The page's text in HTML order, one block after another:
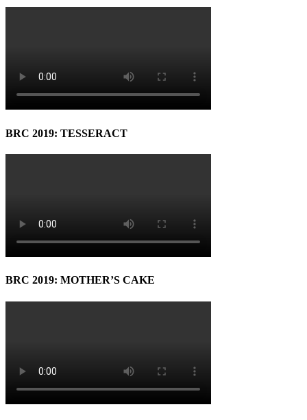
BRC 2019: TESSERACT
BRC 2019: MOTHER’S CAKE